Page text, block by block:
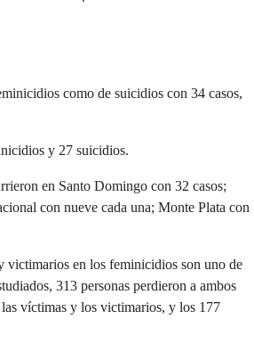
como de suicidios con 34 casos,
y 27 suicidios.
en Santo Domingo con 32 casos;
con nueve cada una; Monte Plata con
victimarios en los feminicidios son uno de
313 personas perdieron a ambos
víctimas y los victimarios, y los 177